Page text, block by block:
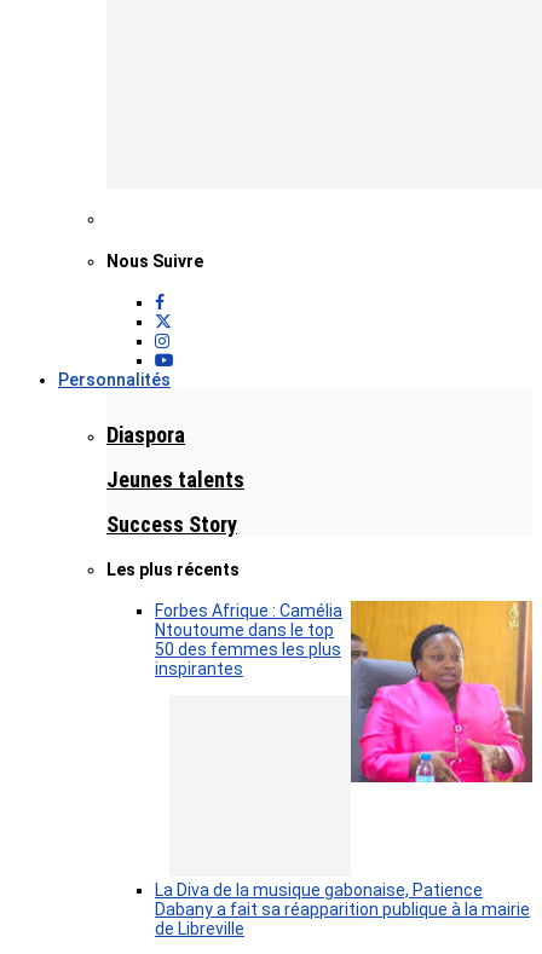
Nous Suivre
Personnalités
Diaspora
Jeunes talents
Success Story
Les plus récents
Forbes Afrique : Camélia
Ntoutoume dans le top
50 des femmes les plus
inspirantes
La Diva de la musique gabonaise, Patience
Dabany a fait sa réapparition publique à la mairie
de Libreville